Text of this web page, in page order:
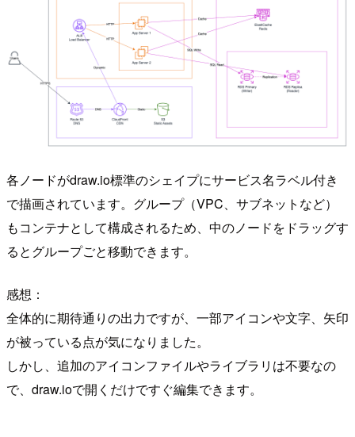
各ノードがdraw.io標準のシェイプにサービス名ラベル付き
で描画されています。グループ（VPC、サブネットなど）
もコンテナとして構成されるため、中のノードをドラッグす
るとグループごと移動できます。
感想：
全体的に期待通りの出力ですが、一部アイコンや文字、矢印
が被っている点が気になりました。
しかし、追加のアイコンファイルやライブラリは不要なの
で、draw.ioで開くだけですぐ編集できます。